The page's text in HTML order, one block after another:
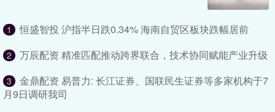
1 恒盛智投 沪指半日跌0.34% 海南自贸区板块跌幅居前
2 万辰配资 精准匹配推动跨界联合，技术协同赋能产业升级
3
金鼎配资 易普力: 长江证券、国联民生证券等多家机构于7
月9日调研我司